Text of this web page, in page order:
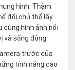
hình. Thậm
đổi chủ thể lấy
cùng hình ảnh nổi
và sống động.
trước của
tính năng cao